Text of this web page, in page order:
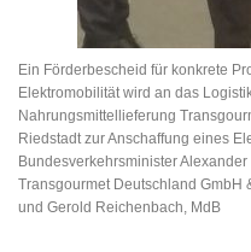
Ein Förderbescheid für konkrete
Elektromobilität wird an das
Nahrungsmittellieferung
Riedstadt zur Anschaffung eines
Bundesverkehrsminister
Transgourmet Deutschland GmbH
und Gerold Reichenbach, MdB